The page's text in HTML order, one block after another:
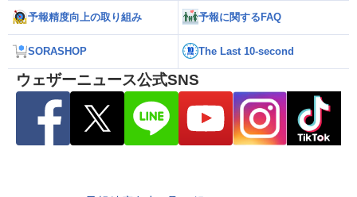
予報精度向上の取り組み 予報に関するFAQ
SORASHOP The Last 10-second
ウェザーニュース公式SNS